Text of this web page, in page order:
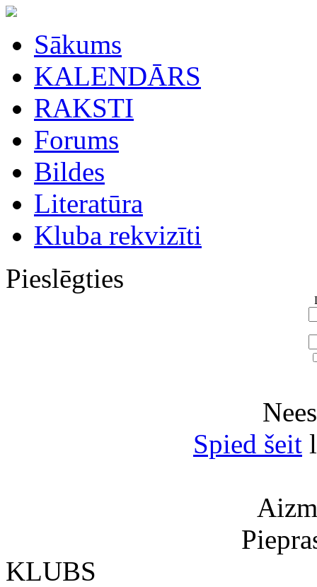
Sākums
KALENDĀRS
RAKSTI
Forums
Bildes
Literatūra
Kluba rekvizīti
Pieslēgties
Spied šeit
KLUBS